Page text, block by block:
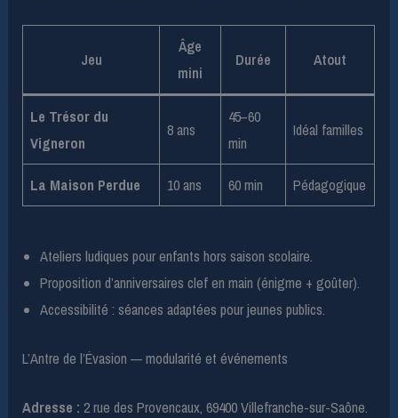
Jeu
Âge
mini
Durée Atout
Le Trésor du
Vigneron
8 ans
45–60
min
Idéal familles
La Maison Perdue 10 ans 60 min Pédagogique
Ateliers ludiques pour enfants hors saison scolaire.
Proposition d’anniversaires clef en main (énigme + goûter).
Accessibilité : séances adaptées pour jeunes publics.
L’Antre de l’Évasion — modularité et événements
Adresse : 2 rue des Provencaux, 69400 Villefranche-sur-Saône.